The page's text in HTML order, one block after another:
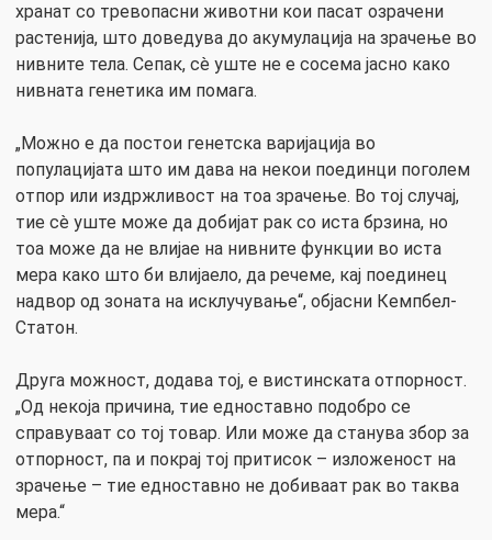
хранат со тревопасни животни кои пасат озрачени
растенија, што доведува до акумулација на зрачење во
нивните тела. Сепак, сè уште не е сосема јасно како
нивната генетика им помага.
„Можно е да постои генетска варијација во
популацијата што им дава на некои поединци поголем
отпор или издржливост на тоа зрачење. Во тој случај,
тие сè уште може да добијат рак со иста брзина, но
тоа може да не влијае на нивните функции во иста
мера како што би влијаело, да речеме, кај поединец
надвор од зоната на исклучување“, објасни Кемпбел-
Статон.
Друга можност, додава тој, е вистинската отпорност.
„Од некоја причина, тие едноставно подобро се
справуваат со тој товар. Или може да станува збор за
отпорност, па и покрај тој притисок – изложеност на
зрачење – тие едноставно не добиваат рак во таква
мера.“